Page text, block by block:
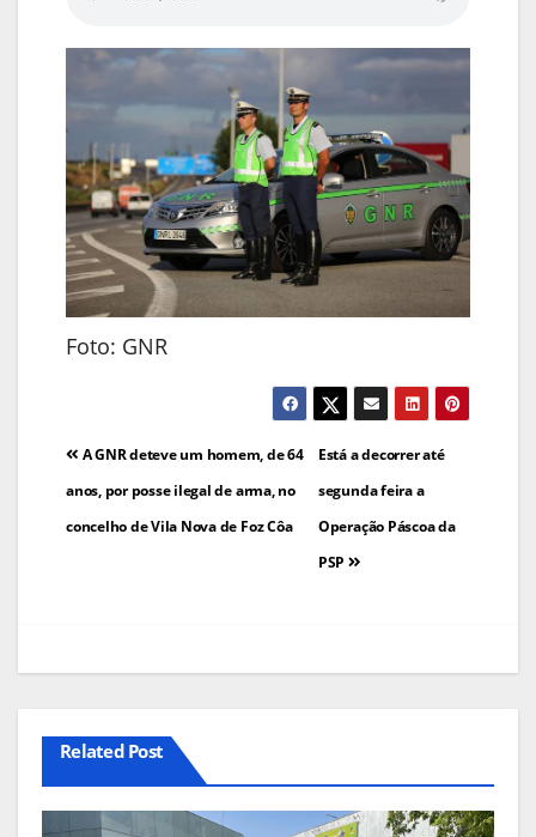
Foto: GNR
Navegação
de
artigos
Está a decorrer até
segunda feira a
Operação Páscoa da
PSP
A GNR deteve um homem, de 64
anos, por posse ilegal de arma, no
concelho de Vila Nova de Foz Côa
Related Post